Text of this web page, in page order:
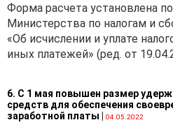
Форма расчета установлена
Министерства по налогам и
«Об исчислении и уплате
иных платежей» (ред. от
6. С 1 мая повышен размер
средств для обеспечения
заработной платы
04.05.2022